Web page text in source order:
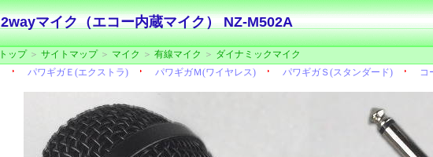
2wayマイク（エコー内蔵マイク） NZ-M502A
トップ＞ サイトマップ＞ マイク ＞ 有線マイク ＞ ダイナミックマイク